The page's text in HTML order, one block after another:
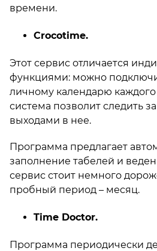
времени.
Crocotime.
Этот сервис отличается
функциями: можно
личному календарю каждого
система позволит следить
выходами в нее.
Программа предлагает
заполнение табелей и
сервис стоит немного
пробный период – месяц.
Time Doctor.
Программа периодически